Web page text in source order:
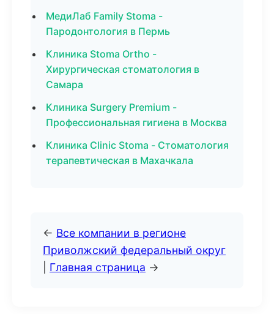
МедиЛаб Family Stoma -
Пародонтология в Пермь
Клиника Stoma Ortho -
Хирургическая стоматология в
Самара
Клиника Surgery Premium -
Профессиональная гигиена в Москва
Клиника Clinic Stoma - Стоматология
терапевтическая в Махачкала
← Все компании в регионе
Приволжский федеральный округ
Главная страница →